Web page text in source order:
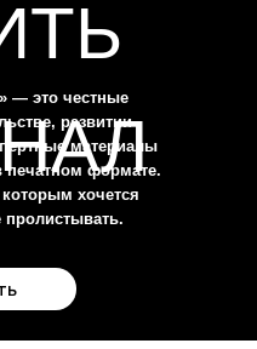
— это честные
развитии
материалы
печатном формате.
хочется
пролистывать.